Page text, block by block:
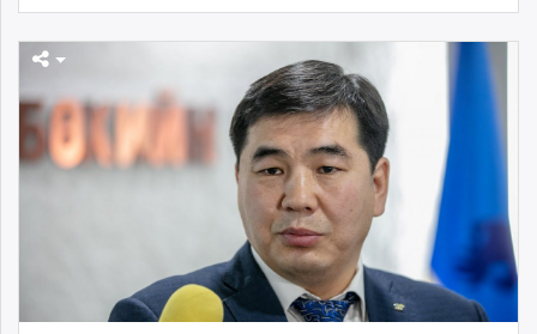
assa.mn
toim.mn
tac.mn
paparazzi.mn
unread.today